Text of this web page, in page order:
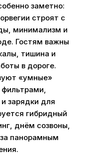
заметно:
строят с
минимализм и
Гостям важны
тишина и
в дороге.
«умные»
зарядки для
гибридный
днём созвоны,
панорамным